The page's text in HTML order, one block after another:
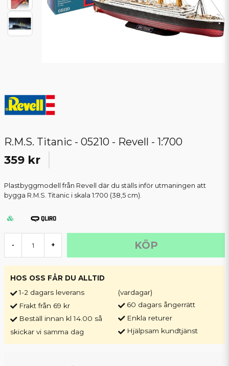
R.M.S. Titanic - 05210 - Revell - 1:700
359 kr
Plastbyggmodell från Revell där du ställs inför utmaningen att
bygga R.M.S. Titanic i skala 1:700 (38,5 cm).
- + KÖP
HOS OSS FÅR DU ALLTID
1-2 dagars leverans
Frakt från 69 kr
Beställ innan kl 14.00 så
skickar vi samma dag
(vardagar)
60 dagars ångerrätt
Enkla returer
Hjälpsam kundtjänst